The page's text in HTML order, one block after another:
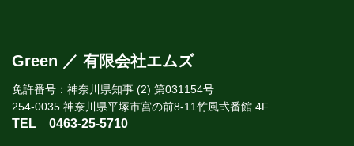
Green ／ 有限会社エムズ
免許番号：神奈川県知事 (2) 第031154号
254-0035 神奈川県平塚市宮の前8-11竹風弐番館 4F
TEL 0463-25-5710